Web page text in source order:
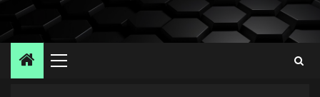
Skip
content
Primary